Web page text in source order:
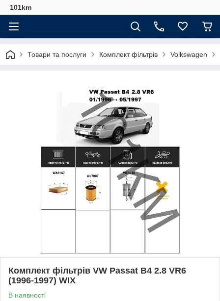
101km
Товари та послуги Комплект фільтрів Volkswagen
Комплект фільтрів VW Passat B4 2.8 VR6
(1996-1997) WIX
В наявності